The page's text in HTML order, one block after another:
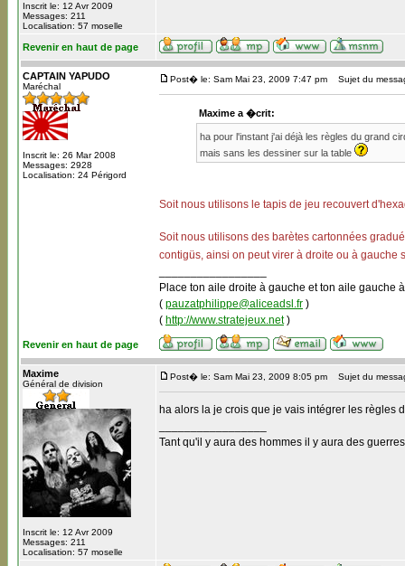
Inscrit le: 12 Avr 2009
Messages: 211
Localisation: 57 moselle
Revenir en haut de page
CAPTAIN YAPUDO
Maréchal
Inscrit le: 26 Mar 2008
Messages: 2928
Localisation: 24 Périgord
Post� le: Sam Mai 23, 2009 7:47 pm Sujet du
Maxime a �crit:
ha pour l'instant j'ai déjà les règles du grand
mais sans les dessiner sur la table
Soit nous utilisons le tapis de jeu recouvert
Soit nous utilisons des barètes cartonnées
contigüs, ainsi on peut virer à droite ou à gauche
Place ton aile droite à gauche et ton aile gauche
( pauzatphilippe@aliceadsl.fr )
( http://www.stratejeux.net)
Revenir en haut de page
Maxime
Général de division
Inscrit le: 12 Avr 2009
Messages: 211
Localisation: 57 moselle
Post� le: Sam Mai 23, 2009 8:05 pm Sujet du
ha alors la je crois que je vais intégrer les règles
Tant qu'il y aura des hommes il y aura des